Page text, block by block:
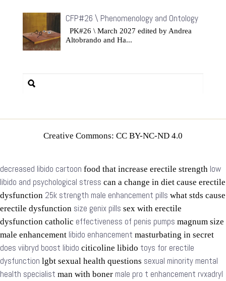
CFP#26 \ Phenomenology and Ontology
PK#26 \ March 2027 edited by Andrea
Altobrando and Ha...
Creative Commons: CC BY-NC-ND 4.0
decreased libido cartoon food that increase erectile strength low
libido and psychological stress can a change in diet cause erectile
dysfunction 25k strength male enhancement pills what stds cause
erectile dysfunction size genix pills sex with erectile
dysfunction catholic effectiveness of penis pumps magnum size
male enhancement libido enhancement masturbating in secret
does viibryd boost libido citicoline libido toys for erectile
dysfunction lgbt sexual health questions sexual minority mental
health specialist man with boner male pro t enhancement rvxadryl